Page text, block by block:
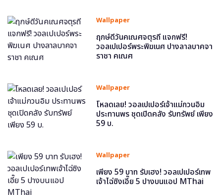
Wallpaper
ฤกษ์ดีวันคเณศจตุรถี แจกฟรี!
วอลเปเปอร์พระพิฆเนศ ปางลาลบาคจา
ราชา คเณศ
Wallpaper
โหลดเลย! วอลเปเปอร์เจ้าแม่กวนอิม
ประทานพร ชุดเปิดคลัง รับทรัพย์ เพียง
59 บ.
Wallpaper
เพียง 59 บาท รับเฮง! วอลเปเปอร์เทพ
เจ้าไฉ่ซิงเอี๊ย 5 ปางบนแอป MThai